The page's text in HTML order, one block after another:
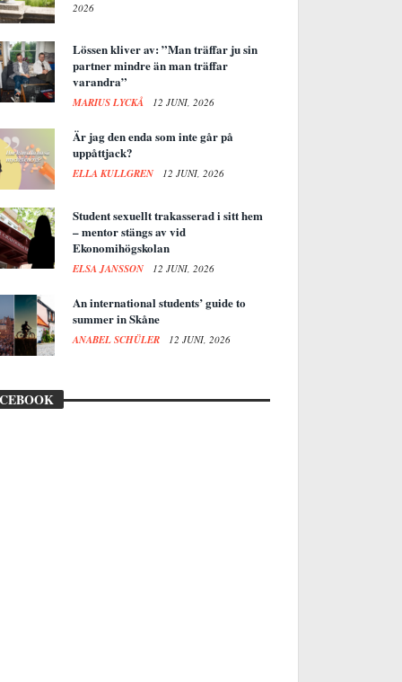
2026
Lössen kliver av: ”Man träffar ju sin
partner mindre än man träffar
varandra”
MARIUS LYCKÅ 12 JUNI, 2026
Är jag den enda som inte går på
uppåttjack?
ELLA KULLGREN 12 JUNI, 2026
Student sexuellt trakasserad i sitt hem
– mentor stängs av vid
Ekonomihögskolan
ELSA JANSSON 12 JUNI, 2026
An international students’ guide to
summer in Skåne
ANABEL SCHÜLER 12 JUNI, 2026